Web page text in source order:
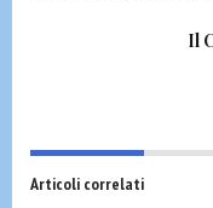
Il
Articoli correlati